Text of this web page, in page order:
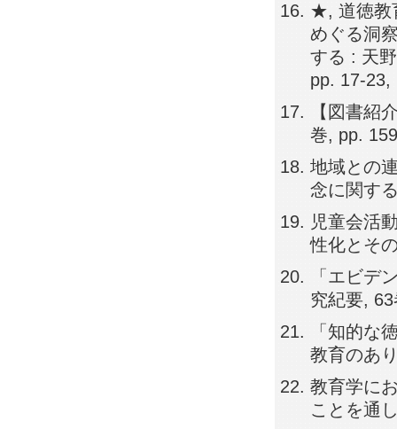
★, 道徳教
めぐる洞
する : 天
pp. 17-23,
【図書紹
巻, pp.
地域との
念に関す
児童会活
性化とそ
「エビデ
究紀要,
「知的な
教育のあ
教育学に
ことを通